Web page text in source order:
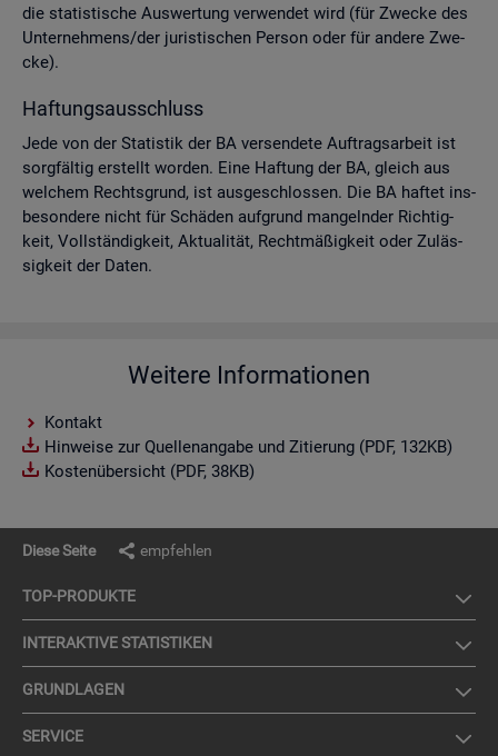
die sta­tis­ti­sche Aus­wer­tung ver­wen­det wird (für Zwe­cke des
Un­ter­neh­mens/der ju­ris­ti­schen Per­son oder für an­de­re Zwe­
cke).
Haf­tungs­aus­schluss
Jede von der Sta­tis­tik der BA ver­sen­de­te Auf­trags­ar­beit ist
sorg­fäl­tig er­stellt wor­den. Eine Haf­tung der BA, gleich aus
wel­chem Rechts­grund, ist aus­ge­schlos­sen. Die BA haf­tet ins­
be­son­de­re nicht für Schä­den auf­grund man­geln­der Rich­tig­
keit, Voll­stän­dig­keit, Ak­tua­li­tät, Recht­mä­ßig­keit oder Zu­läs­
sig­keit der Daten.
Weitere Informationen
Kontakt
Hinweise zur Quellenangabe und Zitierung (PDF, 132KB)
Kostenübersicht (PDF, 38KB)
Diese Seite empfehlen
TOP-PRO­DUK­TE
IN­TER­AK­TI­VE STA­TIS­TI­KEN
GRUND­LA­GEN
SER­VICE